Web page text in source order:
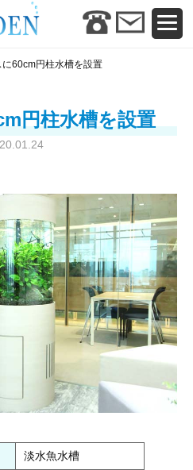
に60cm円柱水槽を設置
円柱水槽を設置
淡水魚水槽